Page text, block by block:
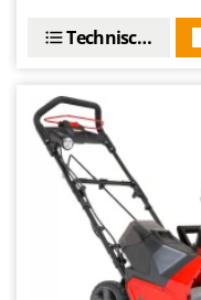
Technische Daten